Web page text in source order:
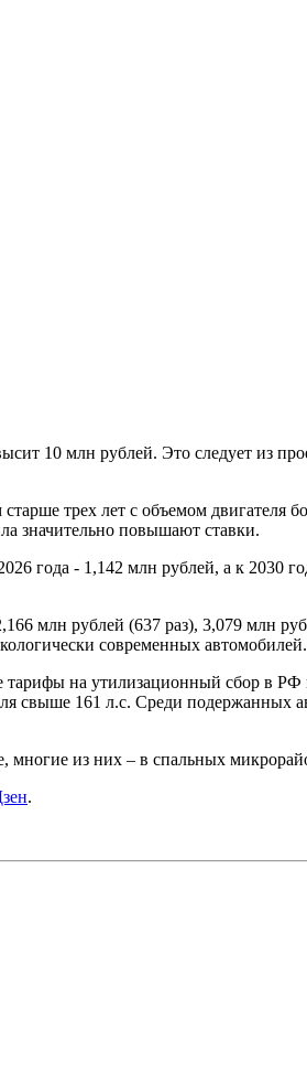
10 млн рублей. Это следует из
трех лет с объемом
значительно повышают ставки.
года - 1,142 млн рублей, а к 2030
млн рублей (637 раз), 3,079 млн
современных автомобилей.
на утилизационный сбор в
свыше 161 л.с. Среди подержанных
многие из них – в спальных
.